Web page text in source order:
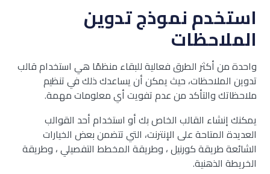
استخدم نموذج تدوين
الملاحظات
واحدة من أكثر الطرق فعالية للبقاء منظمًا هي استخدام قالب
تدوين الملاحظات، حيث يمكن أن يساعدك ذلك في تنظيم
ملاحظاتك والتأكد من عدم تفويت أي معلومات مهمة.
يمكنك إنشاء القالب الخاص بك أو استخدام أحد القوالب
العديدة المتاحة على الإنترنت، التي تتضمن بعض الخيارات
الشائعة طريقة كورنيل ، وطريقة المخطط التفصيلي ، وطريقة
الخريطة الذهنية.